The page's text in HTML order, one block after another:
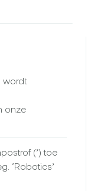
wordt
onze
(’) toe
‘Robotics’